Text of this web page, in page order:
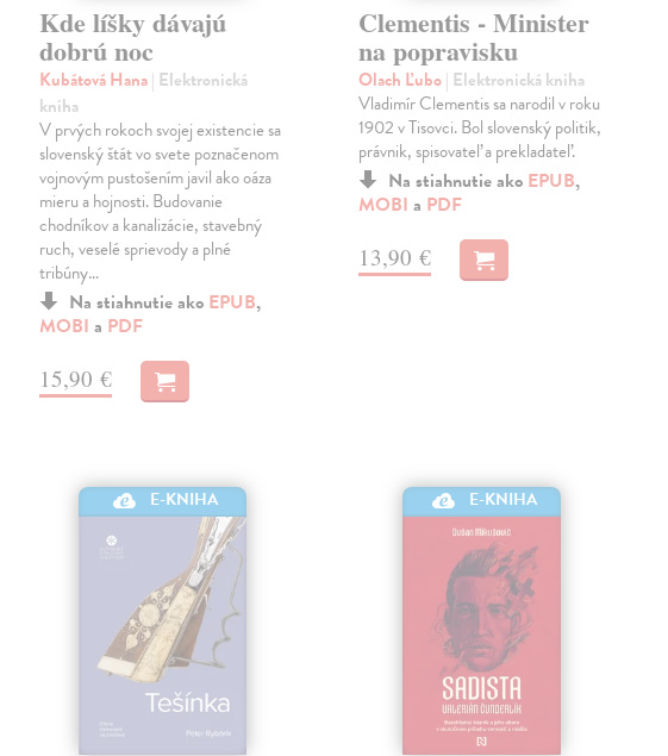
Kde líšky dávajú
dobrú noc
Kubátová Hana| Elektronická
kniha
V prvých rokoch svojej existencie sa
slovenský štát vo svete poznačenom
vojnovým pustošením javil ako oáza
mieru a hojnosti. Budovanie
chodníkov a kanalizácie, stavebný
ruch, veselé sprievody a plné
tribúny…
Na stiahnutie ako EPUB,
MOBI a PDF
15,90 €
Clementis - Minister
na popravisku
Olach Ľubo| Elektronická kniha
Vladimír Clementis sa narodil v roku
1902 v Tisovci. Bol slovenský politik,
právnik, spisovateľ a prekladateľ.
Na stiahnutie ako EPUB,
MOBI a PDF
13,90 €
E-KNIHA E-KNIHA